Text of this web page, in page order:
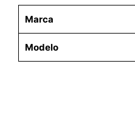
Marca
Modelo